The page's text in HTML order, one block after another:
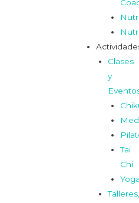
Clases
y
Tai
Chi